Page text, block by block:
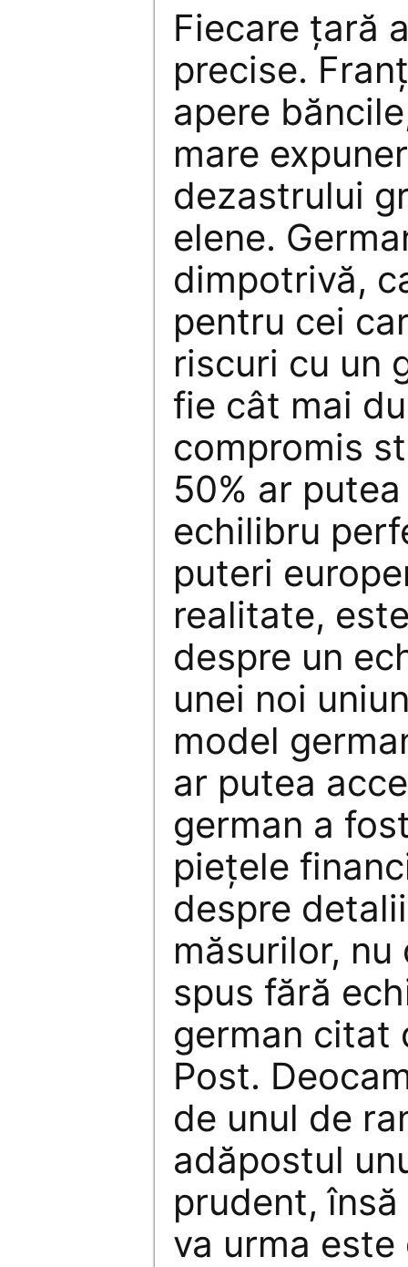
Fiecare ţară
precise.
apere
mare
dezastrului
elene.
dimpotrivă,
pentru cei
riscuri cu un
fie cât mai
compromis
50% ar
echilibru
puteri
realitate,
despre un
unei noi
model
ar putea
german a
pieţele
despre
măsurilor, nu
spus fără
german citat
Post.
de unul de
adăpostul
prudent,
va urma